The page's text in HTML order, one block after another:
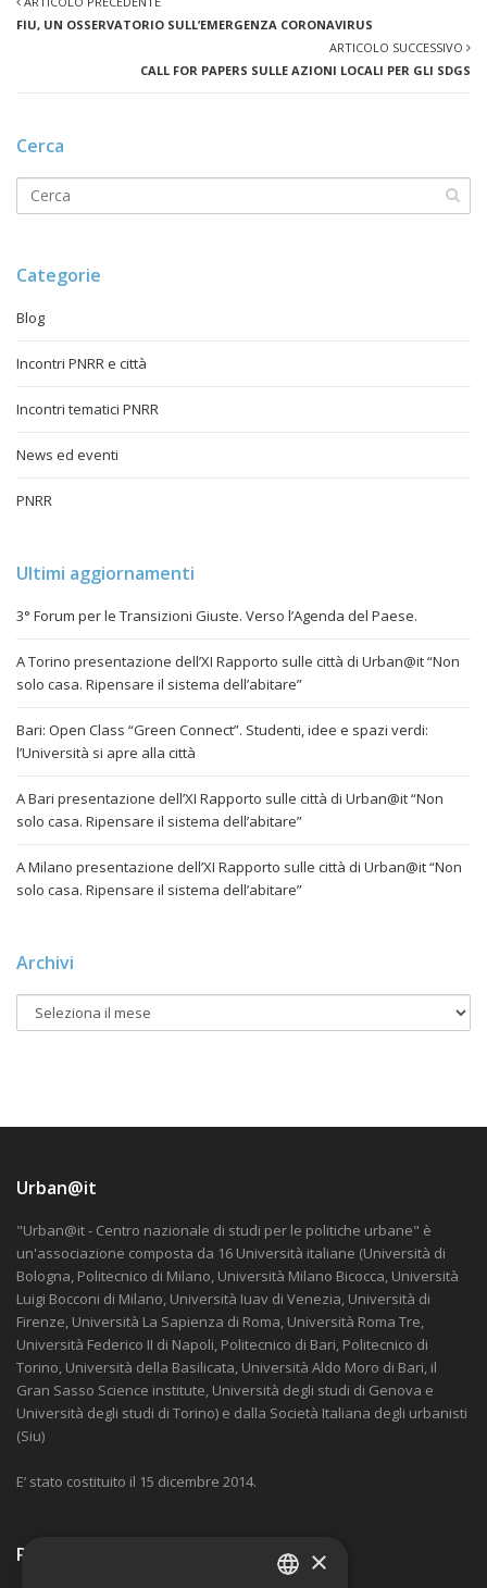
FIU, UN OSSERVATORIO SULL’EMERGENZA CORONAVIRUS
ARTICOLO SUCCESSIVO
CALL FOR PAPERS SULLE AZIONI LOCALI PER GLI SDGS
Cerca
Categorie
Blog
Incontri PNRR e città
Incontri tematici PNRR
News ed eventi
PNRR
Ultimi aggiornamenti
3° Forum per le Transizioni Giuste. Verso l’Agenda del Paese.
A Torino presentazione dell’XI Rapporto sulle città di Urban@it “Non
solo casa. Ripensare il sistema dell’abitare”
Bari: Open Class “Green Connect”. Studenti, idee e spazi verdi:
l’Università si apre alla città
A Bari presentazione dell’XI Rapporto sulle città di Urban@it “Non
solo casa. Ripensare il sistema dell’abitare”
A Milano presentazione dell’XI Rapporto sulle città di Urban@it “Non
solo casa. Ripensare il sistema dell’abitare”
Archivi
Urban@it
"Urban@it - Centro nazionale di studi per le politiche urbane" è
un'associazione composta da 16 Università italiane (Università di
Bologna, Politecnico di Milano, Università Milano Bicocca, Università
Luigi Bocconi di Milano, Università Iuav di Venezia, Università di
Firenze, Università La Sapienza di Roma, Università Roma Tre,
Università Federico II di Napoli, Politecnico di Bari, Politecnico di
Torino, Università della Basilicata, Università Aldo Moro di Bari, il
Gran Sasso Science institute, Università degli studi di Genova e
Università degli studi di Torino) e dalla Società Italiana degli urbanisti
(Siu)
E’ stato costituito il 15 dicembre 2014.
Ricevi nostre comunicazioni ×